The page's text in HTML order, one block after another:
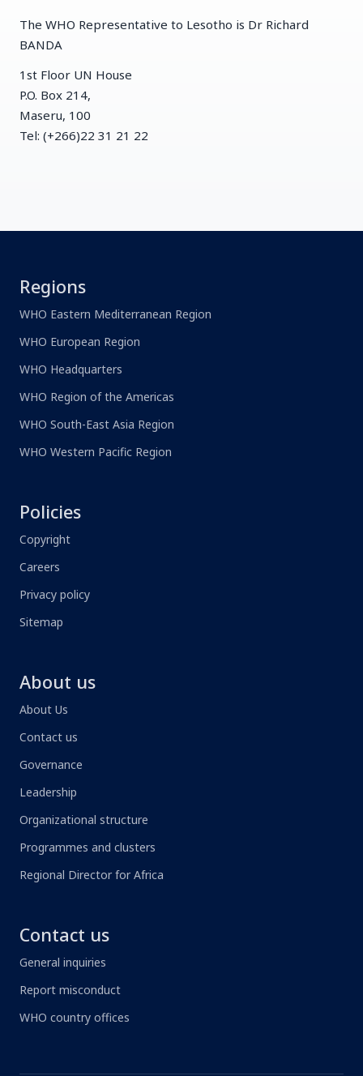
The WHO Representative to Lesotho is Dr Richard
BANDA
1st Floor UN House
P.O. Box 214,
Maseru, 100
Tel: (+266)22 31 21 22
Regions
WHO Eastern Mediterranean Region
WHO European Region
WHO Headquarters
WHO Region of the Americas
WHO South-East Asia Region
WHO Western Pacific Region
Policies
Copyright
Careers
Privacy policy
Sitemap
About us
About Us
Contact us
Governance
Leadership
Organizational structure
Programmes and clusters
Regional Director for Africa
Contact us
General inquiries
Report misconduct
WHO country offices